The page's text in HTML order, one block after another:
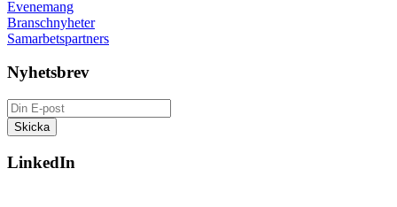
Evenemang
Branschnyheter
Samarbetspartners
Nyhetsbrev
LinkedIn